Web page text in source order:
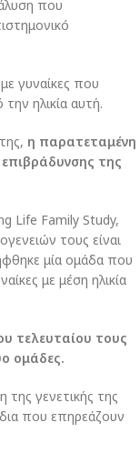
που
γυναίκες που
ηλικία αυτή.
η παρατεταμένη
επιβράδυνσης της
Life Family Study,
τους είναι
μία ομάδα που
με μέση ηλικία
τελευταίου τους
ομάδες.
της γενετικής της
που επηρεάζουν